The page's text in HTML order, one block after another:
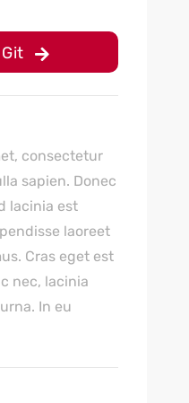
consectetur
sapien. Donec
lacinia est
laoreet
Cras eget est
nec, lacinia
In eu